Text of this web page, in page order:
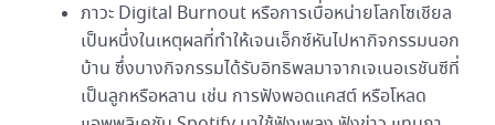
ภาวะ Digital Burnout หรือการเบื่อหน่ายโลกโซเชียล
เป็นหนึ่งในเหตุผลที่ทำให้เจนเอ็กซ์หันไปหากิจกรรมนอก
บ้าน ซึ่งบางกิจกรรมได้รับอิทธิพลมาจากเจเนอเรชันซีที่
เป็นลูกหรือหลาน เช่น การฟังพอดแคสต์ หรือโหลด